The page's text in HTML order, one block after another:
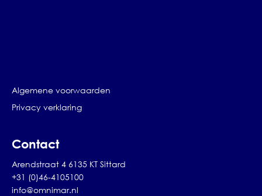
Algemene voorwaarden
Privacy verklaring
Contact
Arendstraat 4 6135 KT Sittard
+31 (0)46-4105100
info@omnimar.nl